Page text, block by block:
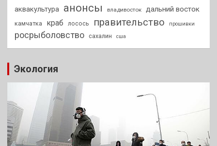
аквакультура анонсы владивосток дальний восток
камчатка краб лосось правительство прошивки
росрыболовство сахалин сша
Экология